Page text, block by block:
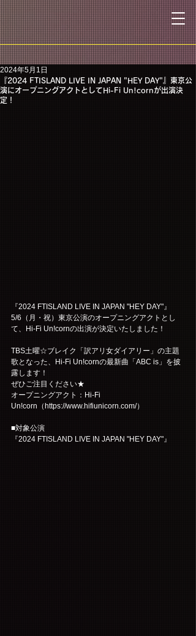
『2024 FTISLAND LIVE IN JAPAN "HEY DAY"』東京公
演にオープニングアクトとしてHi-Fi Un!cornが出演決
定！
2024年5月1日
『2024 FTISLAND LIVE IN JAPAN "HEY DAY"』
5/6（月・祝）東京公演のオープニングアクトとし
て、Hi-Fi Un!cornの出演が決定いたしました！
TBS土曜☆ブレイク「訳アリ女ダイアリー」の主題
歌となった、Hi-Fi Un!cornの最新曲「ABC is」を披
露します！
ぜひご注目ください★
オープニングアクト：Hi-Fi
Un!corn（ https://www.hifiunicorn.com/）
■対象公演
『2024 FTISLAND LIVE IN JAPAN "HEY DAY"』